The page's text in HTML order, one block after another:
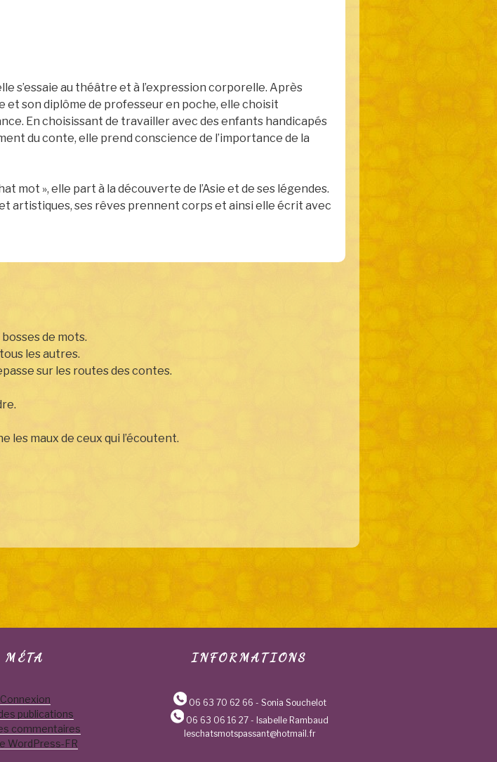
s’essaie au théâtre et à l’expression corporelle. Après
et son diplôme de professeur en poche, elle choisit
En choisissant de travailler avec des enfants handicapés
du conte, elle prend conscience de l’importance de la
mot », elle part à la découverte de l’Asie et de ses légendes.
artistiques, ses rêves prennent corps et ainsi elle écrit avec
de mots.
les autres.
sur les routes des contes.
les maux de ceux qui l’écoutent.
MÉTA
Connexion
publications
commentaires
WordPress-FR
INFORMATIONS
06 63 70 62 66 - Sonia Souchelot
06 63 06 16 27 - Isabelle Rambaud
leschatsmotspassant@hotmail.fr